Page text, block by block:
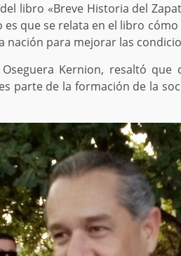
libro «Breve Historia del
que se relata en el libro
para mejorar las
Kernion, resaltó
parte de la formación de la